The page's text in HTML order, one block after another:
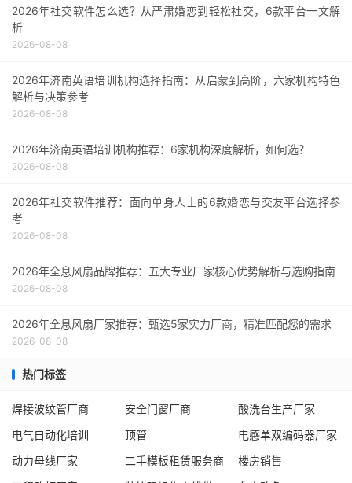
2026年社交软件怎么选？从严肃婚恋到轻松社交，6款平台一文解
析
2026-08-08
2026年济南英语培训机构选择指南：从启蒙到高阶，六家机构特色
解析与决策参考
2026-08-08
2026年济南英语培训机构推荐：6家机构深度解析，如何选？
2026-08-08
2026年社交软件推荐：面向单身人士的6款婚恋与交友平台选择参
考
2026-08-08
2026年全息风扇品牌推荐：五大专业厂家核心优势解析与选购指南
2026-08-08
2026年全息风扇厂家推荐：甄选5家实力厂商，精准匹配您的需求
2026-08-08
热门标签
焊接波纹管厂商 安全门窗厂商
酸洗台生产厂家
电气自动化培训
顶管
电感单双编码器厂家
动力母线厂家
二手模板租赁服务商
楼房销售